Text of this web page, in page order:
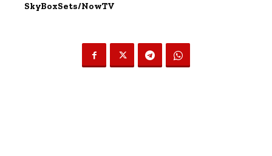
SkyBoxSets/NowTV